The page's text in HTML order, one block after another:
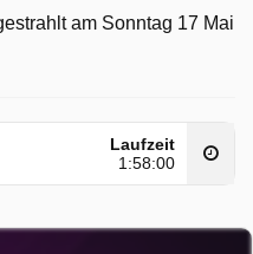
am Sonntag 17 Mai
Laufzeit
1:58:00